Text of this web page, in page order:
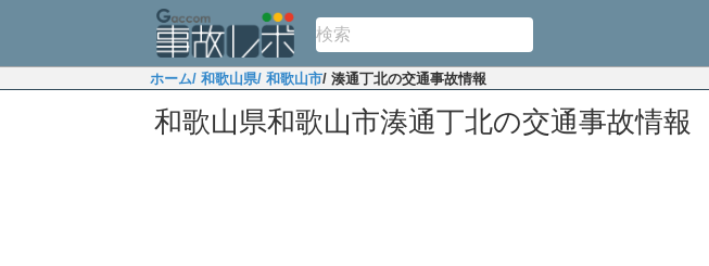
ホーム/ 和歌山県/ 和歌山市/ 湊通丁北の交通事故情報
和歌山県和歌山市湊通丁北の交通事故情報